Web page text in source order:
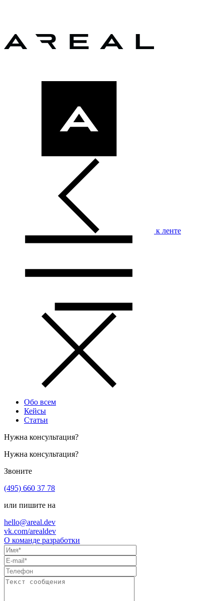
к ленте
Обо всем
Кейсы
Статьи
Нужна консультация?
Нужна консультация?
Звоните
(495) 660 37 78
или пишите на
hello@areal.dev
vk.com/arealdev
О команде разработки